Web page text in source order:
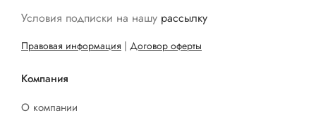
Условия подписки на нашу рассылку
Правовая информация | Договор оферты
Компания
О компании